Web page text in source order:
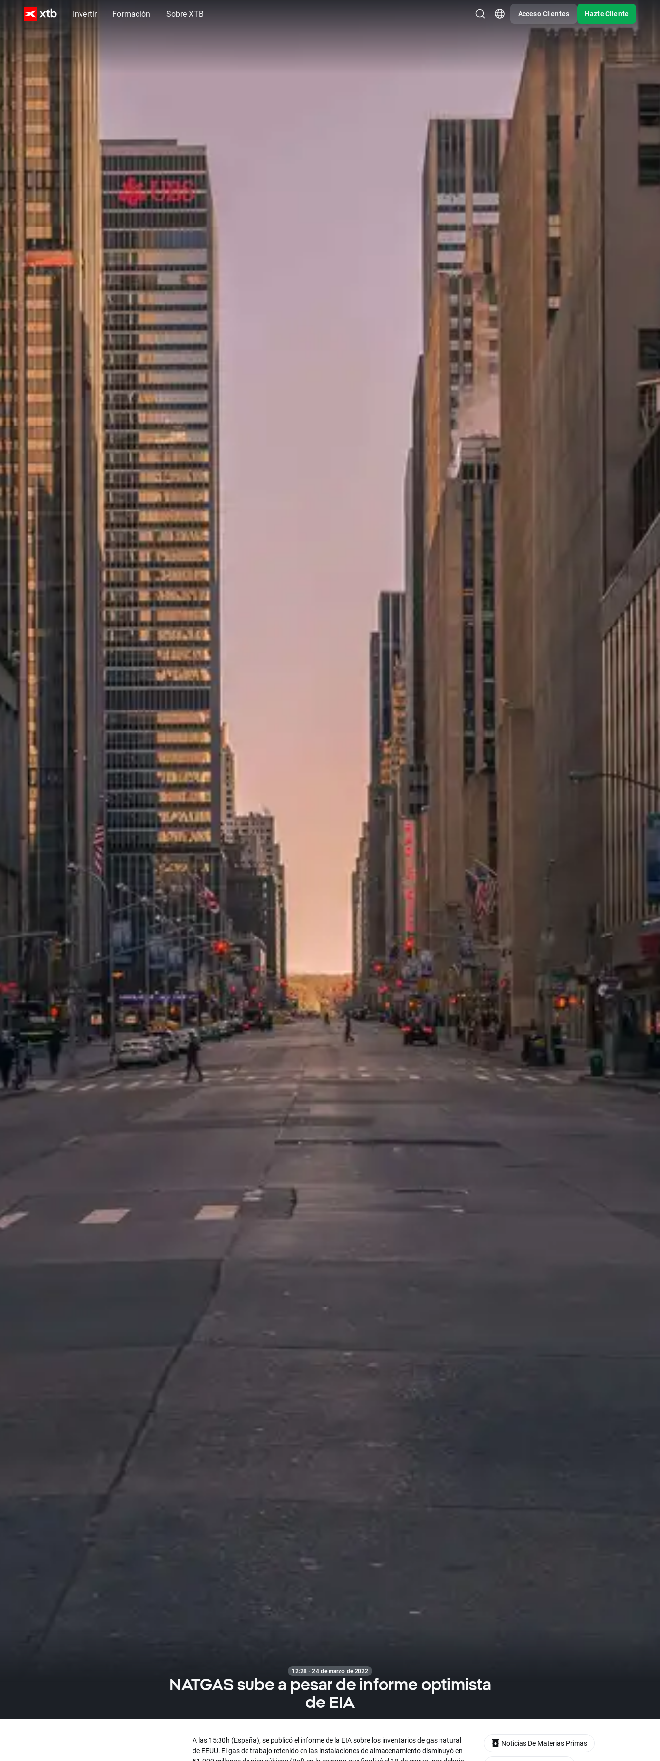
Invertir Formación Sobre XTB Acceso Clientes Hazte Cliente
12:28 · 24 de marzo de 2022
NATGAS sube a pesar de informe optimista
de EIA
A las 15:30h (España), se publicó el informe de la EIA sobre los inventarios de gas natural
de EEUU. El gas de trabajo retenido en las instalaciones de almacenamiento disminuyó en
Noticias De Materias Primas